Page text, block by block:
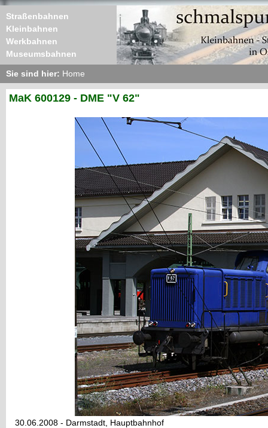
Straßenbahnen
Kleinbahnen
Werkbahnen
Museumsbahnen
Sie sind hier: Home
MaK 600129 - DME "V 62"
30.06.2008 - Darmstadt, Hauptbahnhof